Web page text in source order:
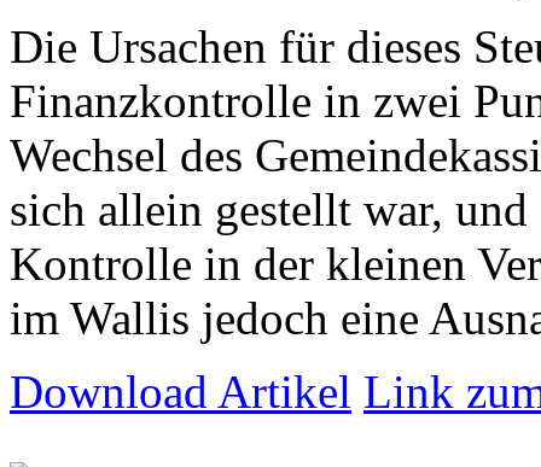
Die Ursachen für dieses
Finanzkontrolle in zwei
Wechsel des
sich allein gestellt war,
Kontrolle in der kleinen
im Wallis jedoch eine
Download Artikel Link